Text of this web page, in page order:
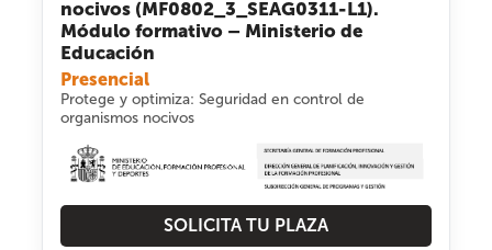
nocivos (MF0802_3_SEAG0311-L1).
Módulo formativo – Ministerio de
Educación
Presencial
Protege y optimiza: Seguridad en control de
organismos nocivos
SOLICITA TU PLAZA